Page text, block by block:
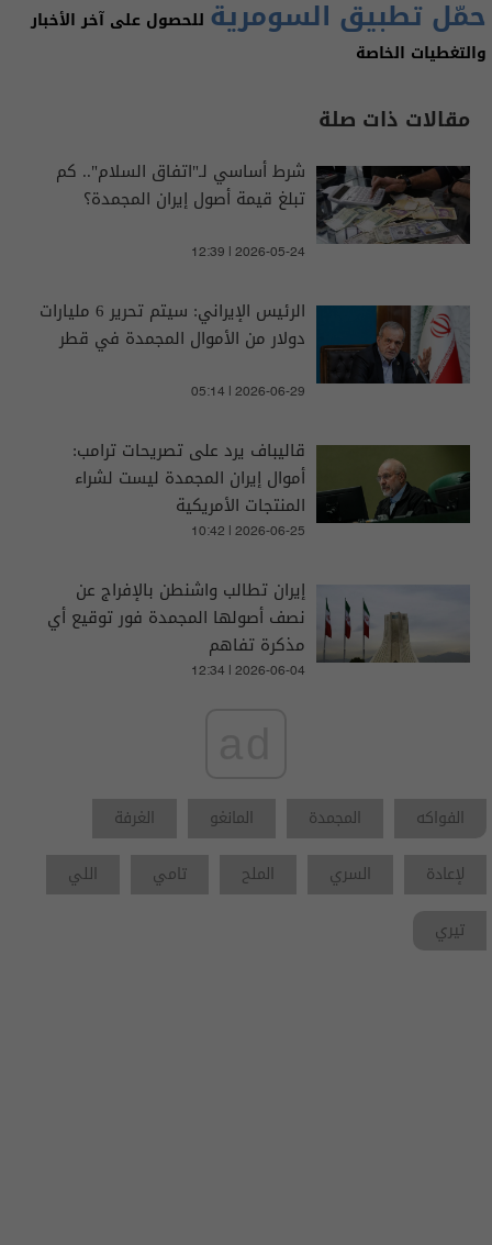
حمّل تطبيق السومرية للحصول على آخر الأخبار
والتغطيات الخاصة
مقالات ذات صلة
شرط أساسي لـ"اتفاق السلام".. كم
تبلغ قيمة أصول إيران المجمدة؟
12:39 | 2026-05-24
الرئيس الإيراني: سيتم تحرير 6 مليارات
دولار من الأموال المجمدة في قطر
05:14 | 2026-06-29
قاليباف يرد على تصريحات ترامب:
أموال إيران المجمدة ليست لشراء
المنتجات الأمريكية
10:42 | 2026-06-25
إيران تطالب واشنطن بالإفراج عن
نصف أصولها المجمدة فور توقيع أي
مذكرة تفاهم
12:34 | 2026-06-04
الفواكه المجمدة المانغو
الغرفة
ﻹعادة
السري الملح تامي
اللي
تيري